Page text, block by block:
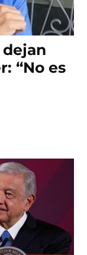
“No es